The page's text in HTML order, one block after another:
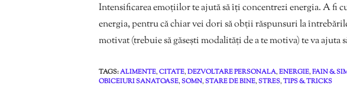
Intensificarea emoțiilor te ajută să îți concentrezi energia. A fi
energia, pentru că chiar vei dori să obții răspunsuri la
motivat (trebuie să găsești modalități de a te motiva) te va ajuta
TAGS:ALIMENTE,CITATE,DEZVOLTARE PERSONALA,ENERGIE,FAIN &
OBICEIURI SANATOASE,SOMN,STARE DE BINE,STRES,TIPS & TRICKS